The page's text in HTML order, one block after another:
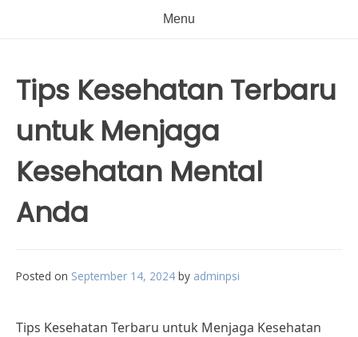
Menu
Tips Kesehatan Terbaru
untuk Menjaga
Kesehatan Mental
Anda
Posted on September 14, 2024 by adminpsi
Tips Kesehatan Terbaru untuk Menjaga Kesehatan